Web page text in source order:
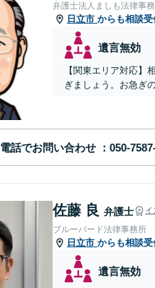
弁護士法人ましも法律事
日立市 からも相談受
遺言無効
【関東エリア対応
ぎましょう。お急ぎ
電話でお問い合わせ
佐藤 良 弁護士 イ
ブルーバード法律事務所
日立市 からも相談受
遺言無効